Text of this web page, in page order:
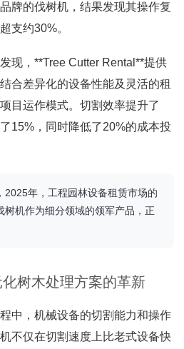
牌的伐树机，结果发现其操作复
支约30%。
现，**Tree Cutter Rental**提供
合差异化的设备性能及灵活的租
目运作模式。切割效率提升了
15%，同时降低了20%的成本投
2025年，工程园林设备租赁市场的
树机作为细分领域的领军产品，正
树木处理方案的革新
中，机械设备的切割能力和操作
不仅在切割速度上比老式设备快